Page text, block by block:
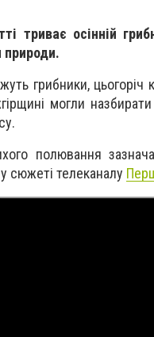
триває осінній
природи.
грибники,
могли
полювання
сюжеті телеканалу